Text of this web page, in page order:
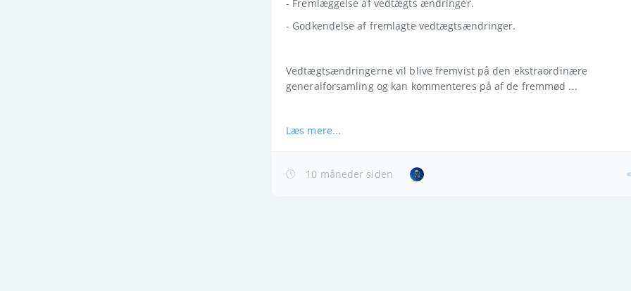
- Fremlæggelse af vedtægts ændringer.
- Godkendelse af fremlagte vedtægtsændringer.
Vedtægtsændringerne vil blive fremvist på den ekstraordinære
generalforsamling og kan kommenteres på af de fremmød ...
Læs mere...
10 måneder siden